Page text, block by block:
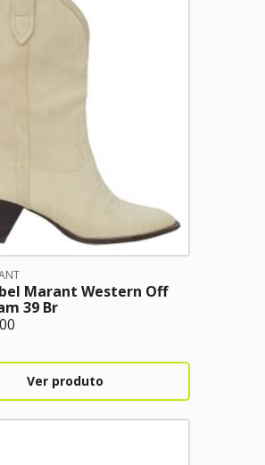
Marant Western Off
39 Br
Ver produto